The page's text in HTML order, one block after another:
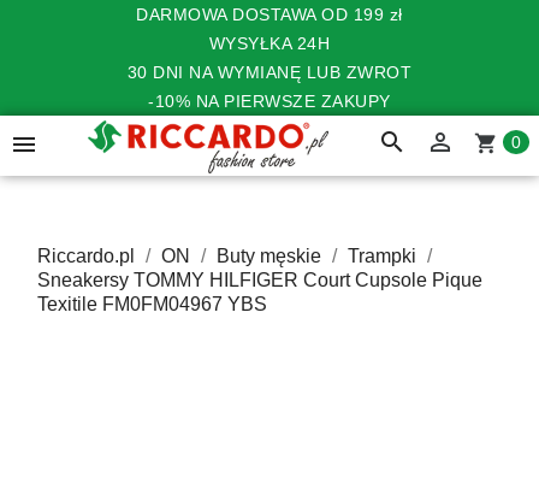
DARMOWA DOSTAWA OD 199 zł
WYSYŁKA 24H
30 DNI NA WYMIANĘ LUB ZWROT
-10% NA PIERWSZE ZAKUPY
 search  shopping_cart 0
Riccardo.pl ON Buty męskie
Trampki
Sneakersy TOMMY HILFIGER Court Cupsole Pique
Texitile FM0FM04967 YBS